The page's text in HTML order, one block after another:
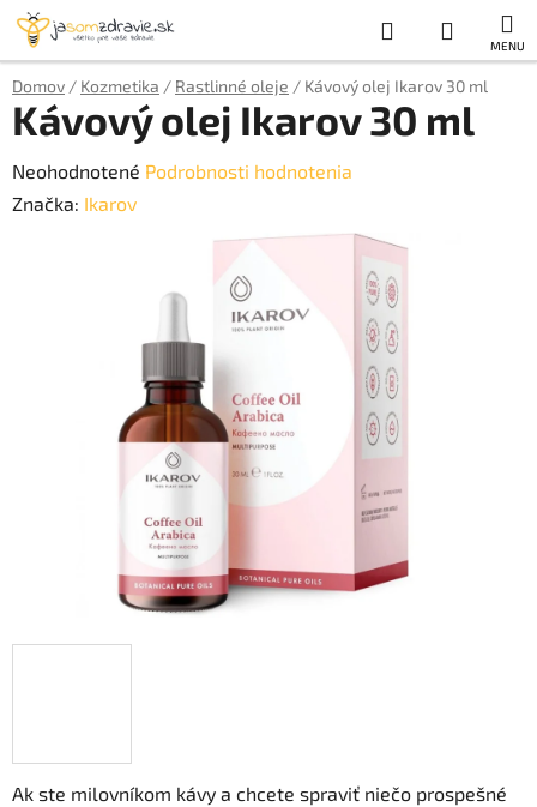
Prejsť
obsah
Hľadať
KOŠÍK
Domov / Kozmetika / Rastlinné oleje / Kávový olej Ikarov 30 ml
Ak ste milovníkom kávy a chcete spraviť niečo prospešné
Kávový olej Ikarov 30 ml
Priemerné
hodnotenie
Neohodnotené Podrobnosti hodnotenia
Značka: Ikarov